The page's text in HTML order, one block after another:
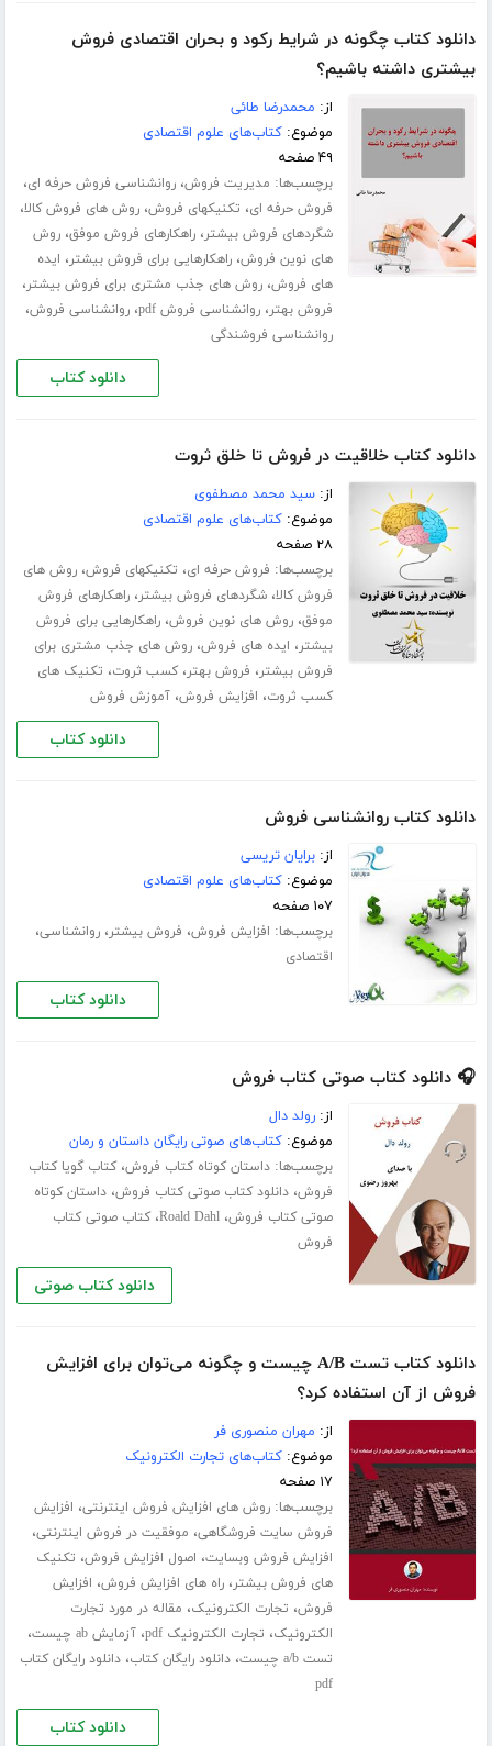
دانلود کتاب چگونه در شرایط رکود و بحران اقتصادی فروش
بیشتری داشته باشیم؟
از: محمدرضا طائی
موضوع:کتاب‌های علوم اقتصادی
۴۹ صفحه
برچسب‌ها: مدیریت فروش،روانشناسی فروش حرفه ای،
فروش حرفه ای، تکنیکهای فروش،روش های فروش کالا،
شگردهای فروش بیشتر،راهکارهای فروش موفق،روش
های نوین فروش،راهکارهایی برای فروش بیشتر، ایده
های فروش،روش های جذب مشتری برای فروش بیشتر،
فروش بهتر،روانشناسی فروش pdf ،روانشناسی فروش،
روانشناسی فروشندگی
دانلود کتاب
دانلود کتاب خلاقیت در فروش تا خلق ثروت
از:سید محمد مصطفوی
موضوع:کتاب‌های علوم اقتصادی
۲۸ صفحه
برچسب‌ها: فروش حرفه ای، تکنیکهای فروش،روش های
فروش کالا،شگردهای فروش بیشتر،راهکارهای فروش
موفق،روش های نوین فروش،راهکارهایی برای فروش
بیشتر، ایده های فروش،روش های جذب مشتری برای
فروش بیشتر، فروش بهتر،کسب ثروت، تکنیک های
کسب ثروت، افزایش فروش،آموزش فروش
دانلود کتاب
دانلود کتاب روانشناسی فروش
از:برایان تریسی
موضوع:کتاب‌های علوم اقتصادی
۱۰۷ صفحه
برچسب‌ها: افزایش فروش، فروش بیشتر،روانشناسی،
اقتصادی
دانلود کتاب
🎧 دانلود کتاب صوتی کتاب فروش
از:رولد دال
موضوع:کتاب‌های صوتی رایگان داستان و رمان
برچسب‌ها:داستان کوتاه کتاب فروش،کتاب گویا کتاب
فروش،دانلود کتاب صوتی کتاب فروش،داستان کوتاه
صوتی کتاب فروش،Roald Dahl،کتاب صوتی کتاب
فروش
دانلود کتاب صوتی
دانلود کتاب تست A/B چیست و چگونه می‌توان برای افزایش
فروش از آن استفاده کرد؟
از: مهران منصوری فر
موضوع:کتاب‌های تجارت الکترونیک
۱۷ صفحه
برچسب‌ها:روش های افزایش فروش اینترنتی، افزایش
فروش سایت فروشگاهی، موفقیت در فروش اینترنتی،
افزایش فروش وبسایت، اصول افزایش فروش، تکنیک
های فروش بیشتر،راه های افزایش فروش، افزایش
فروش، تجارت الکترونیک، مقاله در مورد تجارت
الکترونیک، تجارت الکترونیک pdf ،آزمایش ab چیست ،
تست a/b چیست ،دانلود رایگان کتاب،دانلود رایگان کتاب
pdf
دانلود کتاب